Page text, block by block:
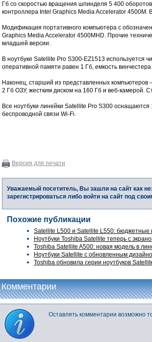
Гб со скоростью вращения шпинделя 5 400
контроллера Intel Graphics Media Accelerator 4500M.
Модификация портативного компьютера с
Graphics Media Accelerator 4500MHD. Прочие
младшей версии.
В ноутбуке Satellite Pro S300-EZ1513
оперативной памяти равен 1 Гб, емкость
Наконец, старший из представленных
2 Гб ОЗУ, жестким диском на 160 Гб и веб-камерой.
Все ноутбуки линейки Satellite Pro S300
беспроводной связи Wi-Fi.
Версия для печати
Уважаемый посетитель, Вы зашли на сайт как
зарегистрироваться либо войти на сайт под
Похожие публикации
Satellite L500 и Satellite L550: бюджетные
Ноутбуки Toshiba Satellite теперь с
Toshiba Satellite A500: новая модель в
Ноутбуки Satellite с обновленным
Toshiba обновила серии ноутбуков
Комментарии
Оставлять комментарии возможно